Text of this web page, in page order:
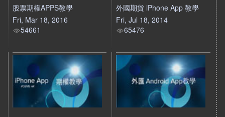
股票期權APPS教學
Fri, Mar 18, 2016
54661
外國期貨 iPhone App 教學
Fri, Jul 18, 2014
65476